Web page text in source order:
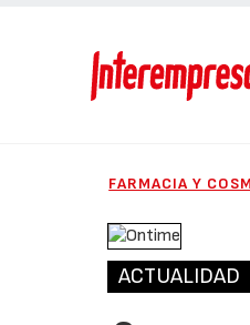
FARMACIA Y
ACTUALIDAD